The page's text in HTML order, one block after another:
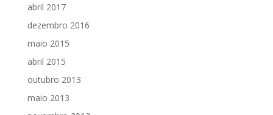
abril 2017
dezembro 2016
maio 2015
abril 2015
outubro 2013
maio 2013